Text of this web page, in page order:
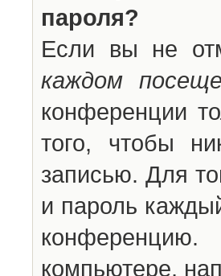
пароля?
Если вы не
каждом
конференции
того, чтобы
записью. Для
и пароль
компьютере,